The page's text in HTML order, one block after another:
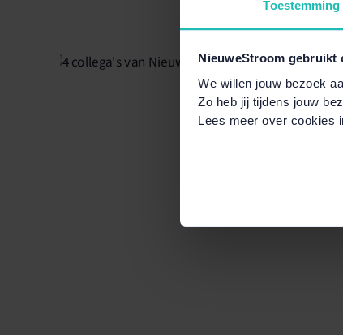
Toestemming
NieuweStroom gebruikt
We willen jouw bezoek
Zo heb jij tijdens jouw
Lees meer over cookies